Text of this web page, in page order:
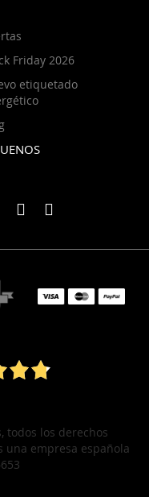
Friday 2026
etiquetado
todos los derechos
una empresa española